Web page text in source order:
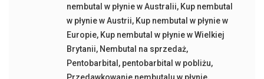
nembutal w płynie w Australii, Kup nembutal
w płynie w Austrii, Kup nembutal w płynie w
Europie, Kup nembutal w płynie w Wielkiej
Brytanii, Nembutal na sprzedaż,
Pentobarbital , pentobarbital w pobliżu,